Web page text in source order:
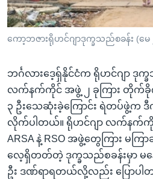
သို့
ကျော်
ကြည့်
ရှာဖွေ
ရန်
နေရာ
သို့
ကျော်
ရန်
ဗွီအိုအေ လူမှုကွန်ယက်များ
ဘာသာစကားများ
ကော့ဘဇားရိုဟင်ဂျာဒုက္ခသည်စခန်း (မေ
ဘင်္ဂလားဒေ့ရှ်နိုင်ငံက ရိုဟင်ဂျာ ဒုက္
လက်နက်ကိုင် အဖွဲ့ ၂ ခုကြား တိုက်ခို
၃ ဦးသေဆုံးခဲ့ကြောင်း ရဲတပ်ဖွဲ့က
လိုက်ပါတယ်။ ရိုဟင်ဂျာ လက်နက်
ARSA နဲ့ RSO အဖွဲ့တွေကြား မ
လေ့ရှိတတ်တဲ့ ဒုက္ခသည်စခန်းမှာ မန
ဦး ဒဏ်ရာရတယ်လို့လည်း ပြောပါ